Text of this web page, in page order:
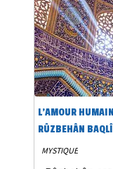
L’AMOUR
RÛZBEHÂN BAQLÎ
MYSTIQUE